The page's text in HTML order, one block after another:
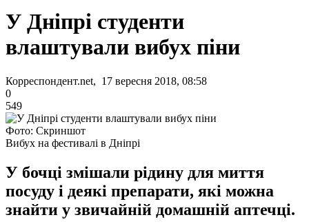
У Дніпрі студенти
влаштували вибух піни
Корреспондент.net, 17 вересня 2018, 08:58
0
549
Фото: Скриншот
Вибух на фестивалі в Дніпрі
У бочці змішали рідину для миття
посуду і деякі препарати, які можна
знайти у звичайній домашній аптечці.